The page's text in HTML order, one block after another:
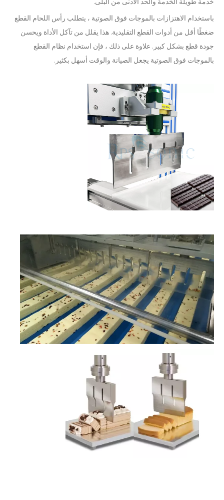
باستخدام الاهتزازات بالموجات فوق الصوتية ، يتطلب رأس اللحام القطع
ضغطًا أقل من أدوات القطع التقليدية. هذا يقلل من تآكل الأداة ويحسن
جودة قطع بشكل كبير. علاوة على ذلك ، فإن استخدام نظام القطع
بالموجات فوق الصوتية يجعل الصيانة والوقت أسهل بكثير.